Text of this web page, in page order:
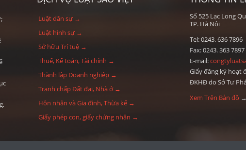
Luật dân sự →
Luật hình sự →
Sở hữu Trí tuệ →
Thuế, Kế toán, Tài chính →
Thành lập Doanh nghiệp →
Tranh chấp Đất đai, Nhà ở →
Hôn nhân và Gia đình, Thừa kế →
Giấy phép con, giấy chứng nhận →
Số 525 Lạc Long
TP. Hà Nội
Tel: 0243. 636 7896
Fax: 0243. 363 7897
E-mail:
Giấy đăng ký hoạt
ĐKHĐ do Sở Tư
Xem Trên Bản đồ →